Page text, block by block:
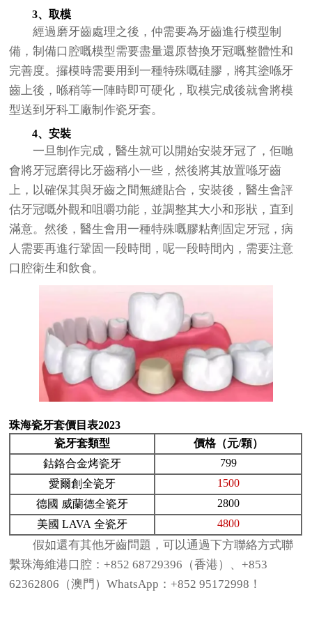
3、取模
經過磨牙齒處理之後，仲需要為牙齒進行模型制
備，制備口腔嘅模型需要盡量還原替換牙冠嘅整體性和
完善度。攞模時需要用到一種特殊嘅硅膠，將其塗喺牙
齒上後，喺稍等一陣時即可硬化，取模完成後就會將模
型送到牙科工廠制作瓷牙套。
4、安裝
一旦制作完成，醫生就可以開始安裝牙冠了，佢哋
會將牙冠磨得比牙齒稍小一些，然後將其放置喺牙齒
上，以確保其與牙齒之間無縫貼合，安裝後，醫生會評
估牙冠嘅外觀和咀嚼功能，並調整其大小和形狀，直到
滿意。然後，醫生會用一種特殊嘅膠粘劑固定牙冠，病
人需要再進行鞏固一段時間，呢一段時間內，需要注意
口腔衛生和飲食。
珠海瓷牙套價目表2023
瓷牙套類型
價格（元/顆）
鈷鉻合金烤瓷牙
799
愛爾創全瓷牙
1500
德國 威蘭德全瓷牙
2800
美國 LAVA 全瓷牙
4800
假如還有其他牙齒問題，可以通過下方聯絡方式聯
繫珠海維港口腔：+852 68729396（香港）、+853
62362806（澳門）WhatsApp：+852 95172998！